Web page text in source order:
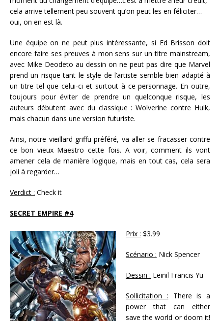
cela arrive tellement peu souvent qu’on peut les en féliciter…
oui, on en est là.
Une équipe on ne peut plus intéressante, si Ed Brisson doit
encore faire ses preuves à mon sens sur un titre mainstream,
avec Mike Deodeto au dessin on ne peut pas dire que Marvel
prend un risque tant le style de l’artiste semble bien adapté à
un titre tel que celui-ci et surtout à ce personnage. En outre,
toujours pour éviter de prendre un quelconque risque, les
auteurs débutent avec du classique : Wolverine contre Hulk,
mais chacun dans une version futuriste.
Ainsi, notre vieillard griffu préféré, va aller se fracasser contre
ce bon vieux Maestro cette fois. A voir, comment ils vont
amener cela de manière logique, mais en tout cas, cela sera
joli à regarder…
Verdict : Check it
SECRET EMPIRE #4
Prix : $3.99
Scénario : Nick Spencer
Dessin : Leinil Francis Yu
Sollicitation : There is a
power that can either
save the world or doom it!